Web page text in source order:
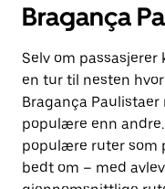
Bragança
Selv om passasjerer
en tur til nesten
Bragança
populære enn
populære ruter som
bedt om – med